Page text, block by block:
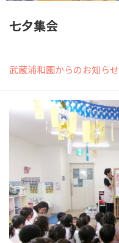
七夕集会
武蔵浦和園からのお知らせ